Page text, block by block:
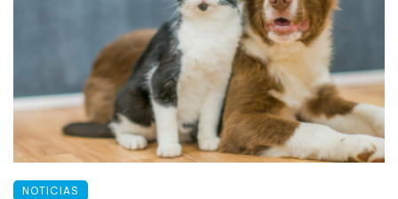
NOTICIAS